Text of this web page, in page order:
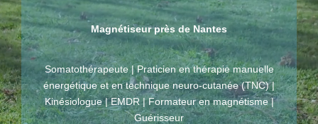
Magnétiseur près de Nantes
Somatothérapeute | Praticien en thérapie manuelle
énergétique et en technique neuro-cutanée (TNC) |
Kinésiologue | EMDR | Formateur en magnétisme |
Guérisseur